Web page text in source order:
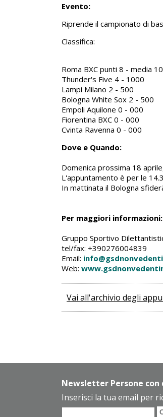
Evento:
Riprende il campionato di
Classifica:
Roma BXC punti 8 - media
Thunder's Five 4 - 1000
Lampi Milano 2 - 500
Bologna White Sox 2 - 500
Empoli Aquilone 0 - 000
Fiorentina BXC 0 - 000
Cvinta Ravenna 0 - 000
Dove e Quando:
Domenica prossima 18
L'appuntamento è per le
In mattinata il Bologna
Per maggiori informazioni:
Gruppo Sportivo
tel/fax: +390276004839
Email:
Web:
Vai all'archivio degli
Newsletter Persone
Inserisci la tua email per